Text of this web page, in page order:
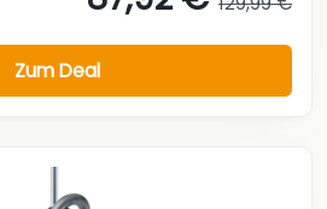
Zum Deal